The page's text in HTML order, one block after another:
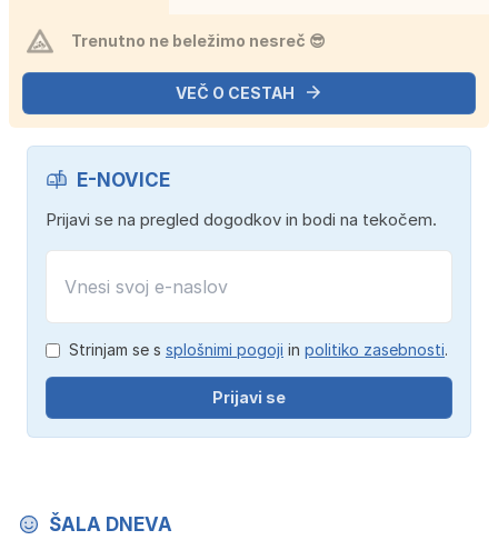
Trenutno ne beležimo nesreč 😎
VEČ O CESTAH
E-NOVICE
Prijavi se na pregled dogodkov in bodi na tekočem.
Strinjam se s splošnimi pogoji in politiko zasebnosti.
Prijavi se
ŠALA DNEVA